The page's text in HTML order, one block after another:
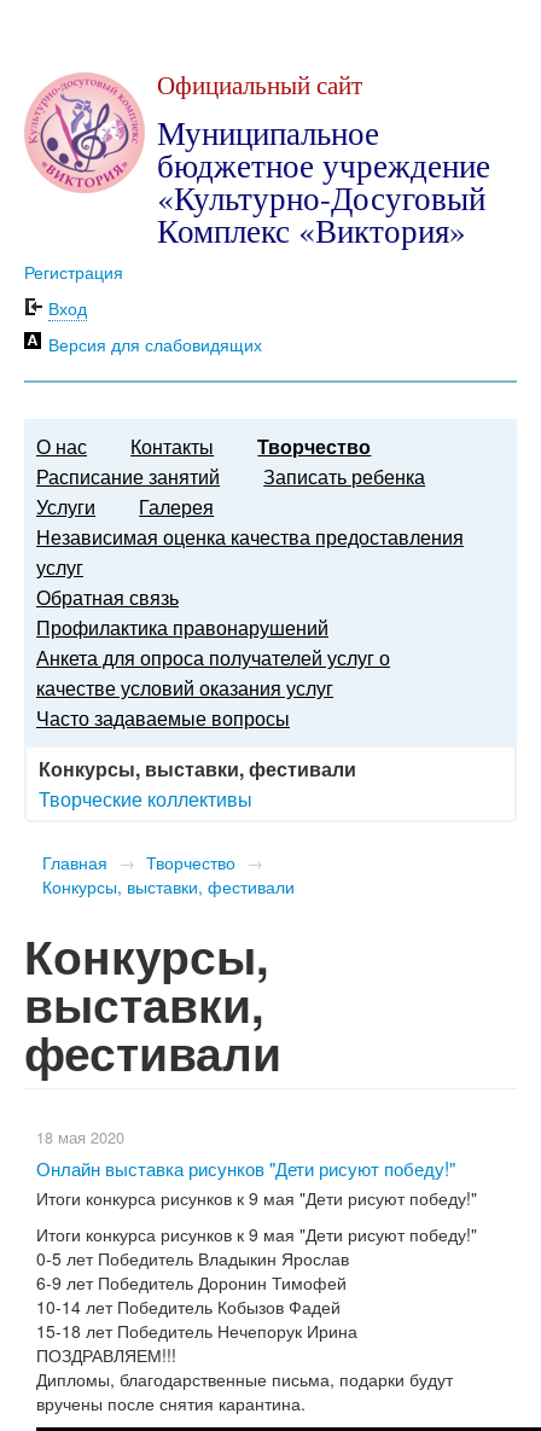
Официальный сайт
Муниципальное
бюджетное учреждение
«Культурно-Досуговый
Комплекс «Виктория»
Регистрация
Вход
Версия для слабовидящих
О нас Контакты
Творчество
Расписание занятий
Записать ребенка
Услуги
Галерея
Независимая оценка качества предоставления
услуг
Обратная связь
Профилактика правонарушений
Анкета для опроса получателей услуг о
качестве условий оказания услуг
Часто задаваемые вопросы
Конкурсы, выставки, фестивали
Творческие коллективы
Главная → Творчество →
Конкурсы, выставки, фестивали
Конкурсы,
выставки,
фестивали
18 мая 2020
Онлайн выставка рисунков "Дети рисуют победу!"
Итоги конкурса рисунков к 9 мая "Дети рисуют победу!"
Итоги конкурса рисунков к 9 мая "Дети рисуют победу!"
0-5 лет Победитель Владыкин Ярослав
6-9 лет Победитель Доронин Тимофей
10-14 лет Победитель Кобызов Фадей
15-18 лет Победитель Нечепорук Ирина
ПОЗДРАВЛЯЕМ!!!
Дипломы, благодарственные письма, подарки будут
вручены после снятия карантина.